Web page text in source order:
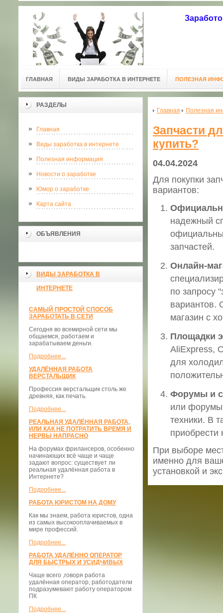
ГЛАВНАЯ ВИДЫ ЗАРАБОТКА В ИНТЕРНЕТЕ ПОЛЕЗНАЯ
РАЗДЕЛЫ
Главная
Виды заработка в интернете
Полезная информация
Новости о заработке
Юмор о заработке
Карта сайта
ОБЪЯВЛЕНИЯ
ВИДЫ ЗАРАБОТКА В
ИНТЕРНЕТЕ
САМЫЙ ПРОСТОЙ СПОСОБ
ЗАРАБОТАТЬ В СЕТИ
Сегодня во всемирной сети мы
общаемся, работаем и
зарабатываем деньги.
Подробнее...
УДАЛЁННАЯ РАБОТА
ВЕРСТАЛЬЩИК
Профессия верстальщик столь же
древняя, как печать.
Подробнее...
РЕАЛЬНАЯ УДАЛЁННАЯ РАБОТА,
ИЛИ КАК НЕ ПОТРАТИТЬ ВРЕМЯ И
НЕРВЫ НАПРАСНО
На форумах фрилансеров, особенно
начинающих всё чаще и чаще
задают вопрос: существует ли
реальная удалённая работа в
Интернете?
Подробнее...
РАБОТА ЮРИСТОМ НА ДОМУ
Как мы знаем, работа юристов, одна
из самых высокооплачиваемых в
мире профессий.
Подробнее...
РАБОТА УДАЛЁННО ОПЕРАТОР
ДЛЯ БЫСТРЫХ И УСИДЧИВЫХ
Чаще всего ,говоря работа
удалённая оператор, работодатели
подразумевают работу оператором
ПК
Подробнее...
Главная Полезная
Запчасти
купить?
04.04.2024
Для покупки
вариантов:
надежный
запчастей.
Онлайн-
по запросу
вариантов.
магазин с
Площадки
AliExpress,
для
Форумы и
или
техники. В
приобрести
При выборе
именно для
установкой и